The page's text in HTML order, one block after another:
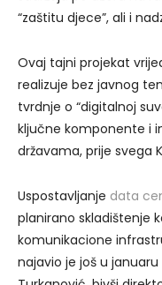
“zaštitu djece”, ali i
Ovaj tajni projekat
realizuje bez javnog
tvrdnje o “digitalnoj
ključne komponente i
državama, prije svega
Uspostavljanje data
planirano skladištenje
komunikacione
najavio je još u